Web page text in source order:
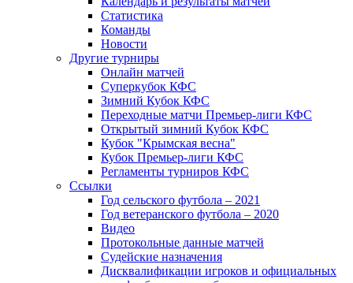
Статистика
Команды
Новости
Другие турниры
Онлайн матчей
Суперкубок КФС
Зимний Кубок КФС
Переходные матчи Премьер-лиги КФС
Открытый зимний Кубок КФС
Кубок "Крымская весна"
Кубок Премьер-лиги КФС
Регламенты турниров КФС
Ссылки
Год сельского футбола – 2021
Год ветеранского футбола – 2020
Видео
Протокольные данные матчей
Судейские назначения
Дисквалификации игроков и официальных